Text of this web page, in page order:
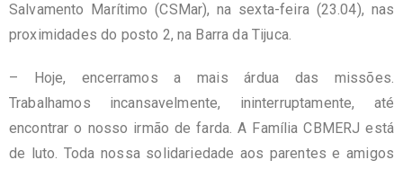
Salvamento Marítimo (CSMar), na sexta-feira (23.04), nas
proximidades do posto 2, na Barra da Tijuca.
– Hoje, encerramos a mais árdua das missões.
Trabalhamos incansavelmente, ininterruptamente, até
encontrar o nosso irmão de farda. A Família CBMERJ está
de luto. Toda nossa solidariedade aos parentes e amigos